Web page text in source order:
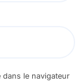
le navigateur